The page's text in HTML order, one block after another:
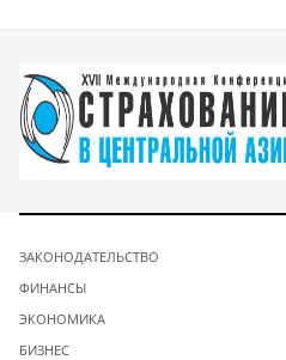
ЗАКОНОДАТЕЛЬСТВО
ФИНАНСЫ
ЭКОНОМИКА
БИЗНЕС